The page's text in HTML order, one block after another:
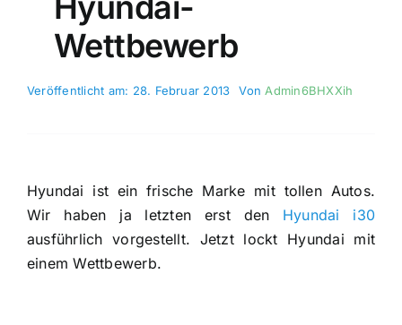
Wettbewerb
Veröffentlicht am: 28. Februar 2013 Von Admin6BHXXih
Hyundai ist ein frische Marke mit tollen Autos.
Wir haben ja letzten erst den Hyundai i30
ausführlich vorgestellt. Jetzt lockt Hyundai mit
einem Wettbewerb.